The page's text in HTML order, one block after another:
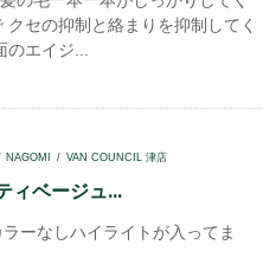
クセの抑制と絡まりを抑制してく
のエイジ...
NAGOMI VAN COUNCIL 津店
ィベージュ...
ラーなしハイライトが入ってま